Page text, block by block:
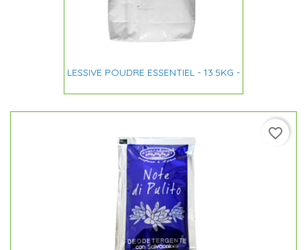
LESSIVE POUDRE ESSENTIEL - 13.5KG -
favorite_border